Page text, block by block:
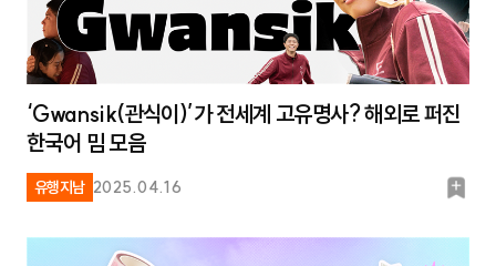
‘Gwansik(관식이)’가 전세계 고유명사? 해외로 퍼진
한국어 밈 모음
유행지남 2025.04.16
북